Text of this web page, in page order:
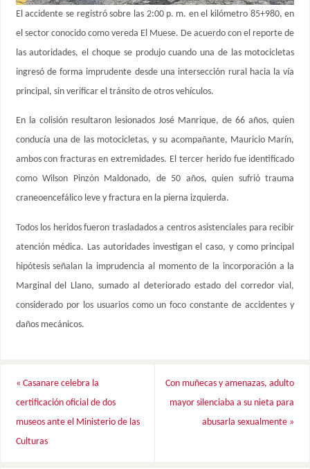
El accidente se registró sobre las 2:00 p. m. en el kilómetro 85+980, en
el sector conocido como vereda El Muese. De acuerdo con el reporte de
las autoridades, el choque se produjo cuando una de las motocicletas
ingresó de forma imprudente desde una intersección rural hacia la vía
principal, sin verificar el tránsito de otros vehículos.
En la colisión resultaron lesionados José Manrique, de 66 años, quien
conducía una de las motocicletas, y su acompañante, Mauricio Marín,
ambos con fracturas en extremidades. El tercer herido fue identificado
como Wilson Pinzón Maldonado, de 50 años, quien sufrió trauma
craneoencefálico leve y fractura en la pierna izquierda.
Todos los heridos fueron trasladados a centros asistenciales para recibir
atención médica. Las autoridades investigan el caso, y como principal
hipótesis señalan la imprudencia al momento de la incorporación a la
Marginal del Llano, sumado al deteriorado estado del corredor vial,
considerado por los usuarios como un foco constante de accidentes y
daños mecánicos.
« Casanare celebra la
certificación oficial de dos
museos ante el Ministerio de las
Culturas
Con muñecas y amenazas, adulto
mayor silenciaba a su nieta para
abusarla sexualmente »